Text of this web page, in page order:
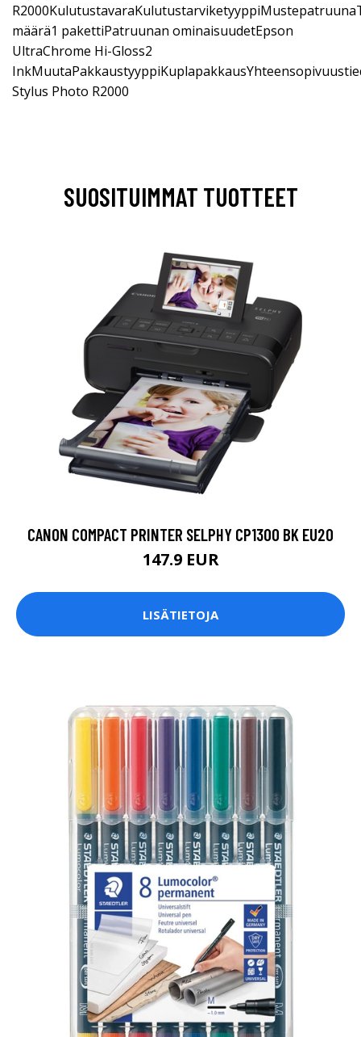
määrä1 pakettiPatruunan ominaisuudetEpson
UltraChrome Hi-Gloss2
Stylus Photo R2000
SUOSITUIMMAT TUOTTEET
CANON COMPACT PRINTER SELPHY CP1300 BK EU20
147.9 EUR
LISÄTIETOJA